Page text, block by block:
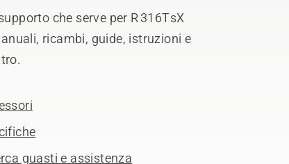
che serve per R 316TsX
ricambi, guide, istruzioni e
guasti e assistenza